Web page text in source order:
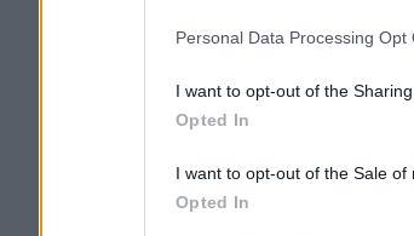
Personal Data Processing Opt
I want to opt-out of the
Opted In
I want to opt-out of the Sale of
Opted In